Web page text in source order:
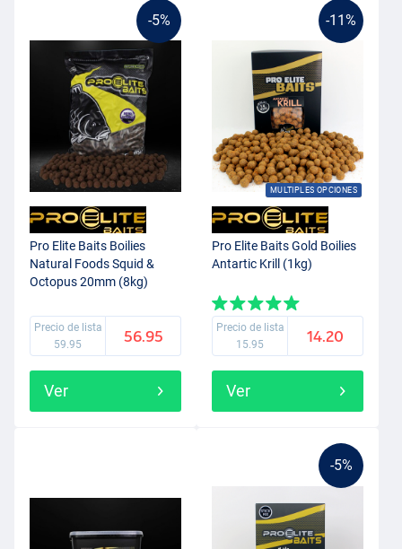
-5%
Pro Elite Baits Boilies
Natural Foods Squid &
Octopus 20mm (8kg)
Precio de lista
59.95
56.95
Ver
-11%
MULTIPLES OPCIONES
Pro Elite Baits Gold Boilies
Antartic Krill (1kg)
Precio de lista
15.95
14.20
Ver
-5%